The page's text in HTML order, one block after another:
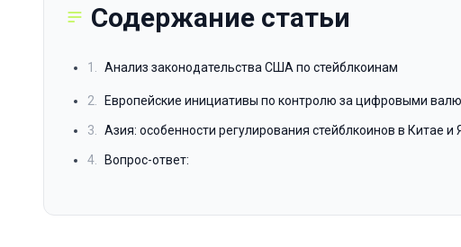
Содержание статьи
1. Анализ законодательства США по стейблкоинам
2. Европейские инициативы по контролю за цифровыми
3. Азия: особенности регулирования стейблкоинов в Китае и
4. Вопрос-ответ: